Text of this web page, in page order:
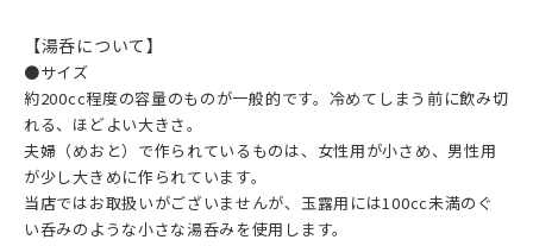
【湯呑について】
●サイズ
約200cc程度の容量のものが一般的です。冷めてしまう前に飲み切
れる、ほどよい大きさ。
夫婦（めおと）で作られているものは、女性用が小さめ、男性用
が少し大きめに作られています。
当店ではお取扱いがございませんが、玉露用には100cc未満のぐ
い呑みのような小さな湯呑みを使用します。